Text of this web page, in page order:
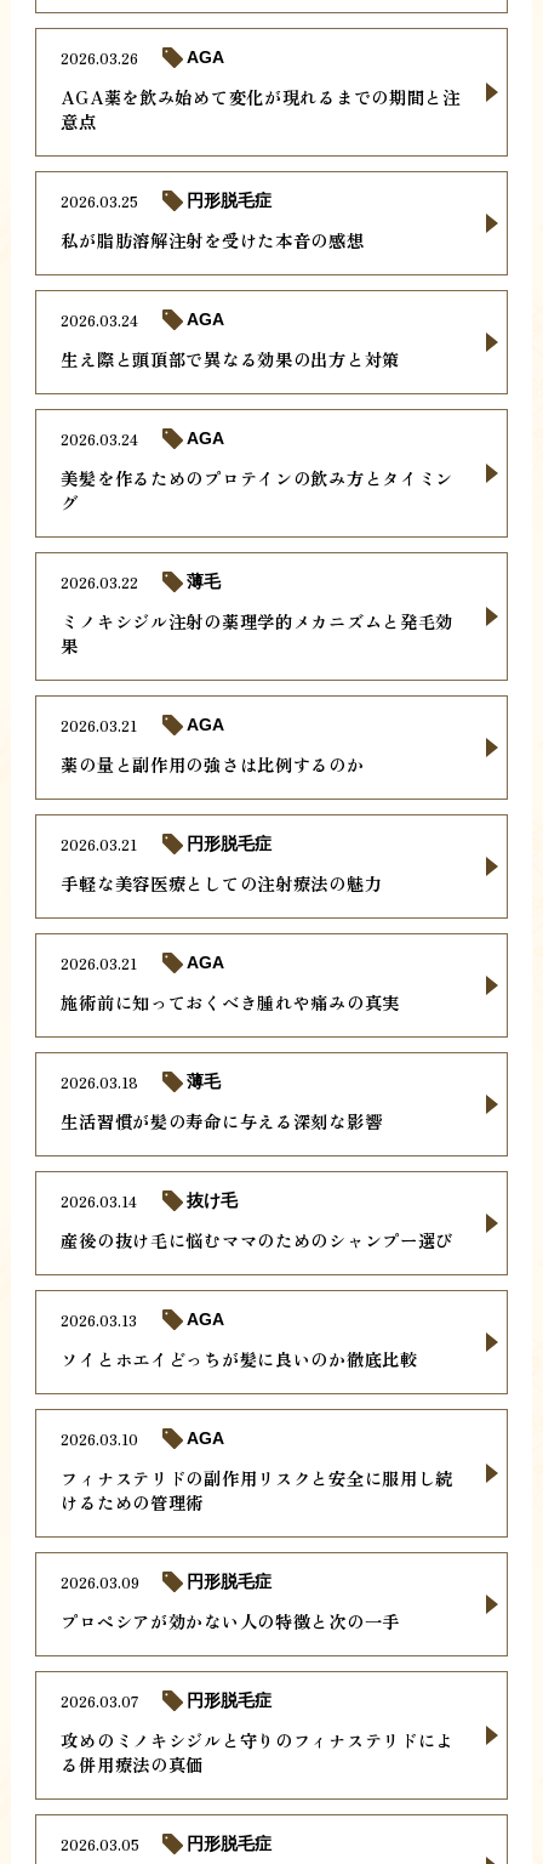
AGA薬を飲み始めて変化が現れるまでの期間と注
意点
2026.03.26 AGA
私が脂肪溶解注射を受けた本音の感想
2026.03.25 円形脱毛症
生え際と頭頂部で異なる効果の出方と対策
2026.03.24 AGA
美髪を作るためのプロテインの飲み方とタイミン
グ
2026.03.24 AGA
ミノキシジル注射の薬理学的メカニズムと発毛効
果
2026.03.22 薄毛
薬の量と副作用の強さは比例するのか
2026.03.21 AGA
手軽な美容医療としての注射療法の魅力
2026.03.21 円形脱毛症
施術前に知っておくべき腫れや痛みの真実
2026.03.21 AGA
生活習慣が髪の寿命に与える深刻な影響
2026.03.18 薄毛
産後の抜け毛に悩むママのためのシャンプー選び
2026.03.14 抜け毛
ソイとホエイどっちが髪に良いのか徹底比較
2026.03.13 AGA
フィナステリドの副作用リスクと安全に服用し続
けるための管理術
2026.03.10 AGA
プロペシアが効かない人の特徴と次の一手
2026.03.09 円形脱毛症
攻めのミノキシジルと守りのフィナステリドによ
る併用療法の真価
2026.03.07 円形脱毛症
2026.03.05 円形脱毛症